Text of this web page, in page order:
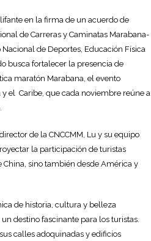
en la firma de un acuerdo de
de Carreras y Caminatas Marabana-
de Deportes, Educación Física
busca fortalecer la presencia de
maratón Marabana, el evento
el Caribe, que cada noviembre reúne a
de la CNCCMM, Lu y su equipo
la participación de turistas
China, sino también desde América y
de historia, cultura y belleza
destino fascinante para los turistas.
calles adoquinadas y edificios